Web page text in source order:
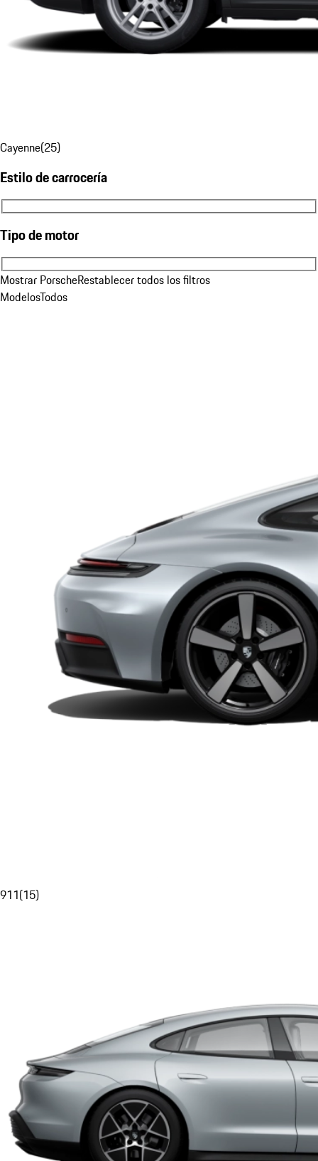
Cayenne(25)
Estilo de carrocería
Estilo de carrocería
Tipo de motor
Tipo de motor
Mostrar PorscheRestablecer todos los filtros
ModelosTodos
911(15)